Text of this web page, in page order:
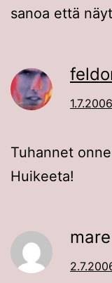
sanoa että
Tuhannet
Huikeeta!
mare